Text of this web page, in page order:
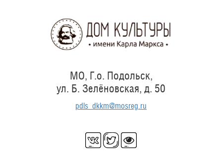
МО, Г.о. Подольск,
ул. Б. Зелёновская, д. 50
pdls_dkkm@mosreg.ru